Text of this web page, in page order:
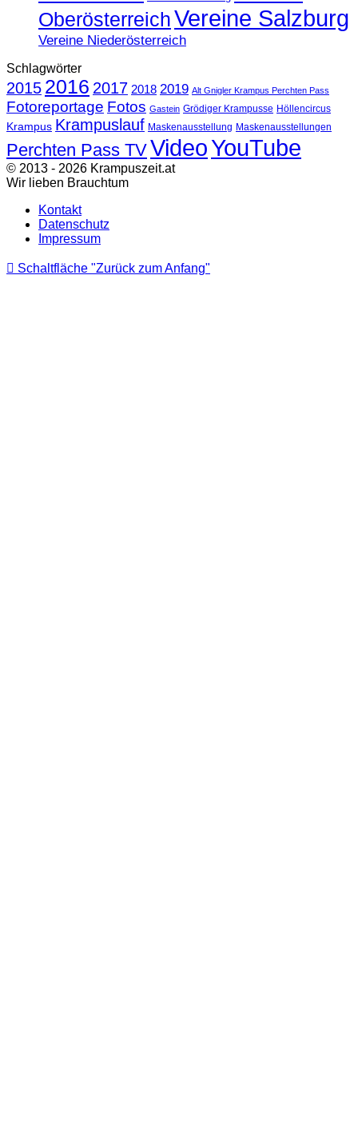
OberösterreichVereine Salzburg
Vereine Niederösterreich
Schlagwörter
2015 2016 2017 2018 2019 Alt Gnigler Krampus Perchten Pass
Fotoreportage Fotos Gastein Grödiger Krampusse Höllencircus
Krampus Krampuslauf Maskenausstellung Maskenausstellungen
Perchten Pass TVVideoYouTube
© 2013 - 2026 Krampuszeit.at
Wir lieben Brauchtum
Kontakt
Datenschutz
Impressum
Schaltfläche "Zurück zum Anfang"